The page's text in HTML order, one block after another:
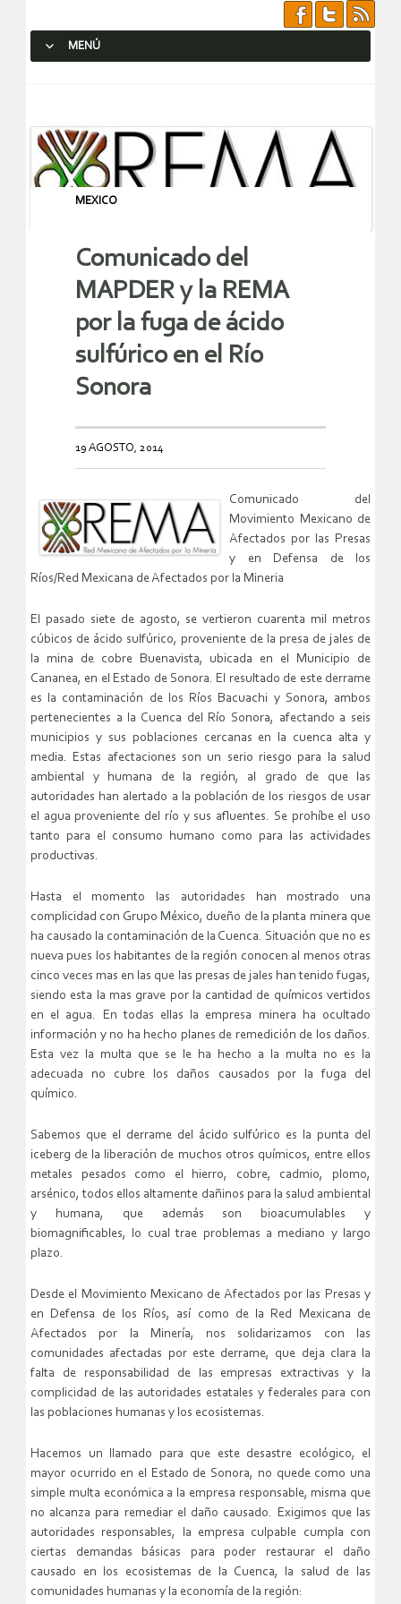
MENÚ
MEXICO
Comunicado del
MAPDER y la REMA
por la fuga de ácido
sulfúrico en el Río
Sonora
19 AGOSTO, 2014
Comunicado del
Movimiento Mexicano de
Afectados por las Presas
y en Defensa de los
Ríos/Red Mexicana de Afectados por la Mineria
El pasado siete de agosto, se vertieron cuarenta mil metros
cúbicos de ácido sulfúrico, proveniente de la presa de jales de
la mina de cobre Buenavista, ubicada en el Municipio de
Cananea, en el Estado de Sonora. El resultado de este derrame
es la contaminación de los Ríos Bacuachi y Sonora, ambos
pertenecientes a la Cuenca del Río Sonora, afectando a seis
municipios y sus poblaciones cercanas en la cuenca alta y
media. Estas afectaciones son un serio riesgo para la salud
ambiental y humana de la región, al grado de que las
autoridades han alertado a la población de los riesgos de usar
el agua proveniente del río y sus afluentes. Se prohíbe el uso
tanto para el consumo humano como para las actividades
productivas.
Hasta el momento las autoridades han mostrado una
complicidad con Grupo México, dueño de la planta minera que
ha causado la contaminación de la Cuenca. Situación que no es
nueva pues los habitantes de la región conocen al menos otras
cinco veces mas en las que las presas de jales han tenido fugas,
siendo esta la mas grave por la cantidad de químicos vertidos
en el agua. En todas ellas la empresa minera ha ocultado
información y no ha hecho planes de remedición de los daños.
Esta vez la multa que se le ha hecho a la multa no es la
adecuada no cubre los daños causados por la fuga del
químico.
Sabemos que el derrame del ácido sulfúrico es la punta del
iceberg de la liberación de muchos otros químicos, entre ellos
metales pesados como el hierro, cobre, cadmio, plomo,
arsénico, todos ellos altamente dañinos para la salud ambiental
y humana, que además son bioacumulables y
biomagnificables, lo cual trae problemas a mediano y largo
plazo.
Desde el Movimiento Mexicano de Afectados por las Presas y
en Defensa de los Ríos, así como de la Red Mexicana de
Afectados por la Minería, nos solidarizamos con las
comunidades afectadas por este derrame, que deja clara la
falta de responsabilidad de las empresas extractivas y la
complicidad de las autoridades estatales y federales para con
las poblaciones humanas y los ecosistemas.
Hacemos un llamado para que este desastre ecológico, el
mayor ocurrido en el Estado de Sonora, no quede como una
simple multa económica a la empresa responsable, misma que
no alcanza para remediar el daño causado. Exigimos que las
autoridades responsables, la empresa culpable cumpla con
ciertas demandas básicas para poder restaurar el daño
causado en los ecosistemas de la Cuenca, la salud de las
comunidades humanas y la economía de la región: